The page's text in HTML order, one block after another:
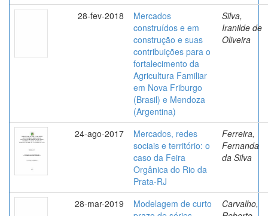
28-fev-2018
Mercados
construídos e em
construção e suas
contribuições para o
fortalecimento da
Agricultura Familiar
em Nova Friburgo
(Brasil) e Mendoza
(Argentina)
Silva,
Iranilde de
Oliveira
24-ago-2017
Mercados, redes
sociais e território: o
caso da Feira
Orgânica do Rio da
Prata-RJ
Ferreira,
Fernanda
da Silva
28-mar-2019
Modelagem de curto
Carvalho,